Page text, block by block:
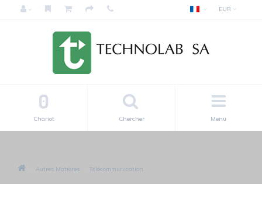
EUR
Menu
Chercher
0
Chariot
Autres Matières Télécommunication